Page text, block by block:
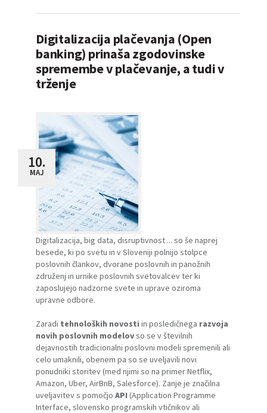
Digitalizacija plačevanja (Open
banking) prinaša zgodovinske
spremembe v plačevanje, a tudi v
trženje
10.
MAJ
Digitalizacija, big data, disruptivnost ... so še naprej
besede, ki po svetu in v Sloveniji polnijo stolpce
poslovnih člankov, dvorane poslovnih in panožnih
združenj in urnike poslovnih svetovalcev ter ki
zaposlujejo nadzorne svete in uprave oziroma
upravne odbore.
Zaradi tehnoloških novosti in posledičnega razvoja
novih poslovnih modelovso se v številnih
dejavnostih tradicionalni poslovni modeli spremenili ali
celo umaknili, obenem pa so se uveljavili novi
ponudniki storitev (med njimi so na primer Netflix,
Amazon, Uber, AirBnB, Salesforce). Zanje je značilna
uveljavitev s pomočjo API (Application Programme
Interface, slovensko programskih vtičnikov ali